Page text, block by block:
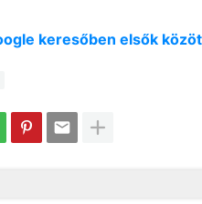
keresőben elsők